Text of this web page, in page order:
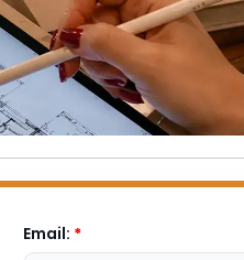
Email: *